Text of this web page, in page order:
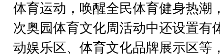
体育运动，唤醒全民体育健身热潮
次奥园体育文化周活动中还设置有
动娱乐区、体育文化品牌展示区等